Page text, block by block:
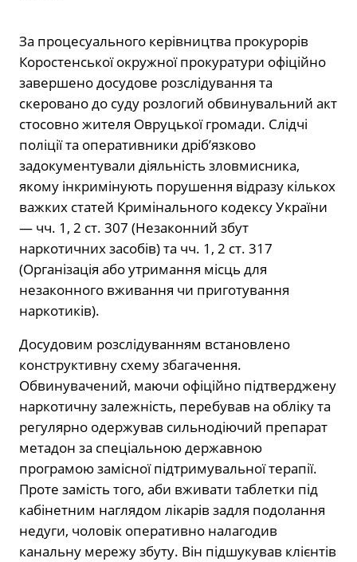
За процесуального керівництва прокурорів
Коростенської окружної прокуратури офіційно
завершено досудове розслідування та
скеровано до суду розлогий обвинувальний акт
стосовно жителя Овруцької громади. Слідчі
поліції та оперативники дріб’язково
задокументували діяльність зловмисника,
якому інкримінують порушення відразу кількох
важких статей Кримінального кодексу України
— чч. 1, 2 ст. 307 (Незаконний збут
наркотичних засобів) та чч. 1, 2 ст. 317
(Організація або утримання місць для
незаконного вживання чи приготування
наркотиків).
Досудовим розслідуванням встановлено
конструктивну схему збагачення.
Обвинувачений, маючи офіційно підтверджену
наркотичну залежність, перебував на обліку та
регулярно одержував сильнодіючий препарат
метадон за спеціальною державною
програмою замісної підтримувальної терапії.
Проте замість того, аби вживати таблетки під
кабінетним наглядом лікарів задля подолання
недуги, чоловік оперативно налагодив
канальну мережу збуту. Він підшукував клієнтів